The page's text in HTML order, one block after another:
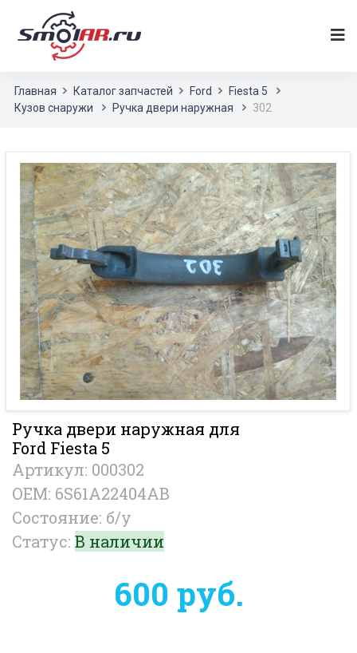
Главная Каталог запчастей Ford
Fiesta 5
Кузов снаружи
Ручка двери наружная 302
Ручка двери наружная для
Ford Fiesta 5
Артикул: 000302
OEM: 6S61A22404AB
Состояние: б/у
Статус: В наличии
600 руб.